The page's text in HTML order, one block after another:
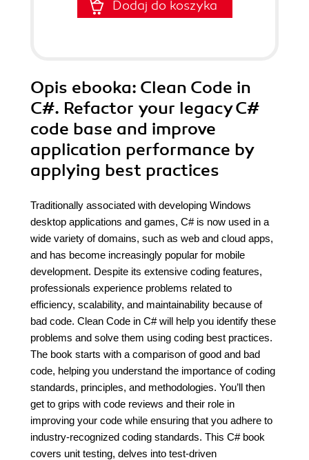
Dodaj do koszyka
Opis ebooka: Clean Code in
C#. Refactor your legacy C#
code base and improve
application performance by
applying best practices
Traditionally associated with developing Windows
desktop applications and games, C# is now used in a
wide variety of domains, such as web and cloud apps,
and has become increasingly popular for mobile
development. Despite its extensive coding features,
professionals experience problems related to
efficiency, scalability, and maintainability because of
bad code. Clean Code in C# will help you identify these
problems and solve them using coding best practices.
The book starts with a comparison of good and bad
code, helping you understand the importance of coding
standards, principles, and methodologies. You’ll then
get to grips with code reviews and their role in
improving your code while ensuring that you adhere to
industry-recognized coding standards. This C# book
covers unit testing, delves into test-driven